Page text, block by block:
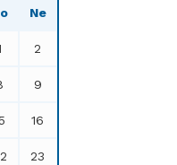
Ne
2
9
16
23